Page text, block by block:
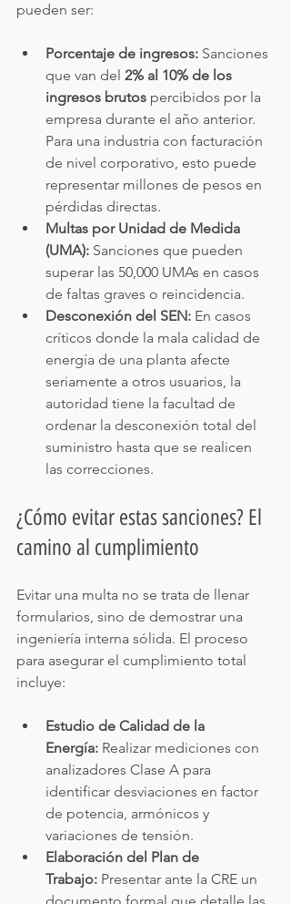
pueden ser:
Porcentaje de ingresos: Sanciones
que van del 2% al 10% de los
ingresos brutos percibidos por la
empresa durante el año anterior.
Para una industria con facturación
de nivel corporativo, esto puede
representar millones de pesos en
pérdidas directas.
Multas por Unidad de Medida
(UMA): Sanciones que pueden
superar las 50,000 UMAs en casos
de faltas graves o reincidencia.
Desconexión del SEN: En casos
críticos donde la mala calidad de
energía de una planta afecte
seriamente a otros usuarios, la
autoridad tiene la facultad de
ordenar la desconexión total del
suministro hasta que se realicen
las correcciones.
¿Cómo evitar estas sanciones? El
camino al cumplimiento
Evitar una multa no se trata de llenar
formularios, sino de demostrar una
ingeniería interna sólida. El proceso
para asegurar el cumplimiento total
incluye:
Estudio de Calidad de la
Energía: Realizar mediciones con
analizadores Clase A para
identificar desviaciones en factor
de potencia, armónicos y
variaciones de tensión.
Elaboración del Plan de
Trabajo: Presentar ante la CRE un